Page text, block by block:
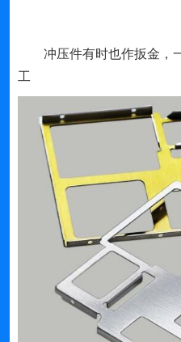
冲压件有时也作扳金，
工